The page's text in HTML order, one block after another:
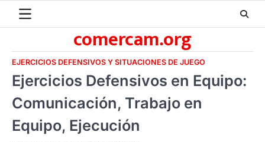
comercam.org
EJERCICIOS DEFENSIVOS Y SITUACIONES DE JUEGO
Ejercicios Defensivos en Equipo:
Comunicación, Trabajo en
Equipo, Ejecución